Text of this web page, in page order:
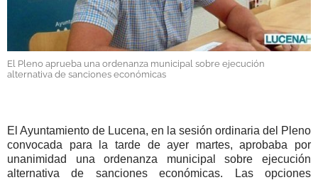
El Pleno aprueba una ordenanza municipal sobre ejecución
alternativa de sanciones económicas
El Ayuntamiento de Lucena, en la sesión ordinaria del Pleno
convocada para la tarde de ayer martes, aprobaba por
unanimidad una ordenanza municipal sobre ejecución
alternativa de sanciones económicas. Las opciones